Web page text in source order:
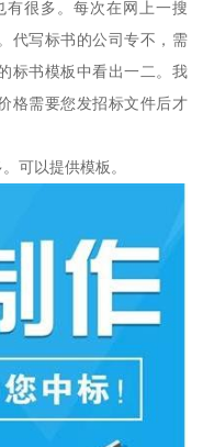
很多。每次在网上一搜
代写标书的公司专不，需
标书模板中看出一二。我
格需要您发招标文件后才
可以提供模板。